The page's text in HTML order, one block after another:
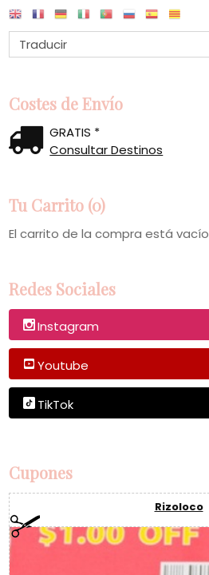
Costes de Envío
GRATIS *
Consultar Destinos
Tu Carrito (0)
El carrito de la compra está vacío
Redes Sociales
Instagram
Youtube
TikTok
Cupones
Rizoloco